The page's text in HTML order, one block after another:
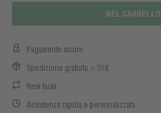
NEL CARRELLO
Pagamento sicuro
Spedizione gratuita > 50€
Resi facili
Assistenza rapida e personalizzata